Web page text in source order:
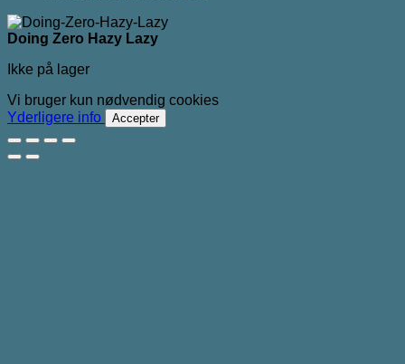
Doing Zero Hazy Lazy
Ikke på lager
Vi bruger kun nødvendig cookies
Yderligere info
Accepter